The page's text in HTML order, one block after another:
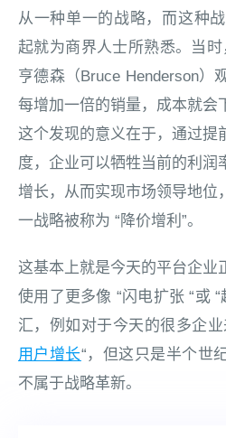
从一种单一的战略，而这种
起就为商界人士所熟悉。当
亨德森（Bruce Henderson）
每增加一倍的销量，成本就会
这个发现的意义在于，通过提
度，企业可以牺牲当前的利润
增长，从而实现市场领导地位
一战略被称为 “降价增利”。
这基本上就是今天的平台企业
使用了更多像 “闪电扩张 “或
汇，例如对于今天的很多企
用户增长“，但这只是半个世
不属于战略革新。